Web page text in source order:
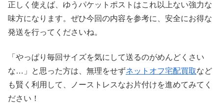
正しく使えば、ゆうパケットポストはこれ以上ない強力な
味方になります。ぜひ今回の内容を参考に、安全にお得な
発送を行ってくださいね。
「やっぱり毎回サイズを気にして送るのがめんどくさい
な…」と思った方は、無理をせずネットオフ宅配買取など
も賢く利用して、ノーストレスなお片付けを進めてみてく
ださい！